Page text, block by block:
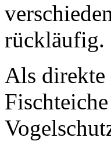
rückläufig.
Als direkte